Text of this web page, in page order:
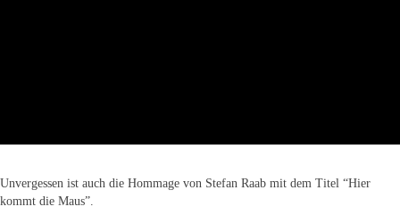
Unvergessen ist auch die Hommage von Stefan Raab mit dem Titel “Hier
kommt die Maus”.